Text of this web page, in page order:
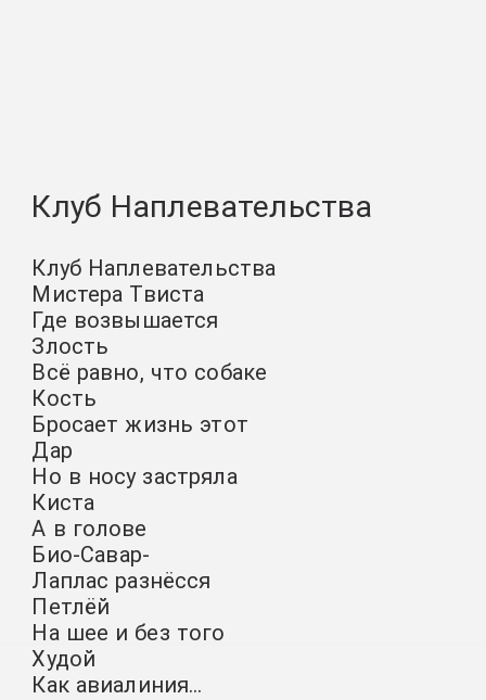
Клуб Наплевательства
Клуб Наплевательства
Мистера Твиста
Где возвышается
Злость
Всё равно, что собаке
Кость
Бросает жизнь этот
Дар
Но в носу застряла
Киста
А в голове
Био-Савар-
Лаплас разнёсся
Петлёй
На шее и без того
Худой
Как авиалиния…